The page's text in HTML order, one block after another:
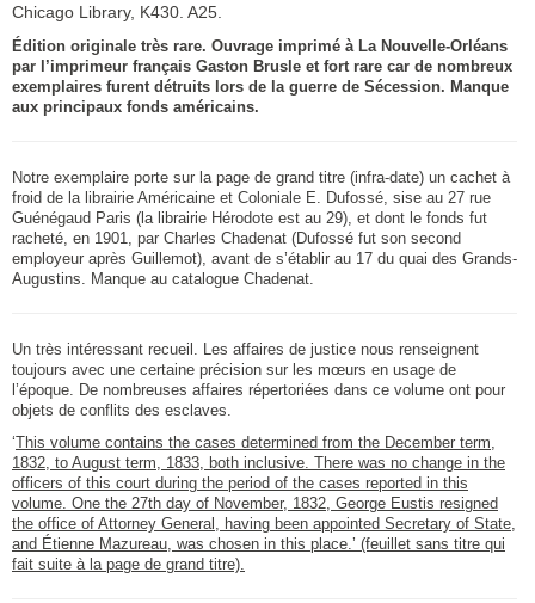
Chicago Library, K430. A25.
Édition originale très rare. Ouvrage imprimé à La Nouvelle-Orléans
par l’imprimeur français Gaston Brusle et fort rare car de nombreux
exemplaires furent détruits lors de la guerre de Sécession. Manque
aux principaux fonds américains.
Notre exemplaire porte sur la page de grand titre (infra-date) un cachet à
froid de la librairie Américaine et Coloniale E. Dufossé, sise au 27 rue
Guénégaud Paris (la librairie Hérodote est au 29), et dont le fonds fut
racheté, en 1901, par Charles Chadenat (Dufossé fut son second
employeur après Guillemot), avant de s’établir au 17 du quai des Grands-
Augustins. Manque au catalogue Chadenat.
Un très intéressant recueil. Les affaires de justice nous renseignent
toujours avec une certaine précision sur les mœurs en usage de
l’époque. De nombreuses affaires répertoriées dans ce volume ont pour
objets de conflits des esclaves.
‘This volume contains the cases determined from the December term,
1832, to August term, 1833, both inclusive. There was no change in the
officers of this court during the period of the cases reported in this
volume. One the 27th day of November, 1832, George Eustis resigned
the office of Attorney General, having been appointed Secretary of State,
and Étienne Mazureau, was chosen in this place.’ (feuillet sans titre qui
fait suite à la page de grand titre).